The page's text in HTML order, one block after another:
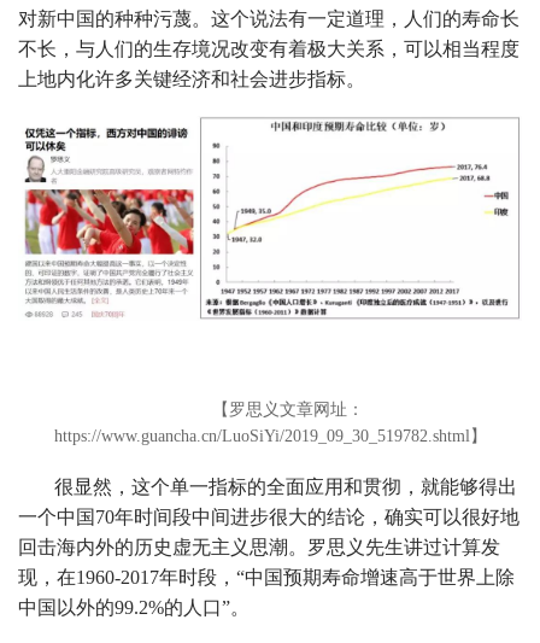
对新中国的种种污蔑。这个说法有一定道理，人们的寿命长
不长，与人们的生存境况改变有着极大关系，可以相当程度
上地内化许多关键经济和社会进步指标。
【罗思义文章网址：
https://www.guancha.cn/LuoSiYi/2019_09_30_519782.shtml】
很显然，这个单一指标的全面应用和贯彻，就能够得出
一个中国70年时间段中间进步很大的结论，确实可以很好地
回击海内外的历史虚无主义思潮。罗思义先生讲过计算发
现，在1960-2017年时段，“中国预期寿命增速高于世界上除
中国以外的99.2%的人口”。